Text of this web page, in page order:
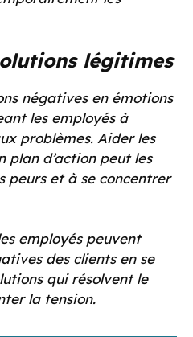
légitimes
négatives en émotions
les employés à
problèmes. Aider les
plan d’action peut les
peurs et à se concentrer
employés peuvent
des clients en se
qui résolvent le
la tension.